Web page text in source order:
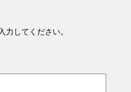
力してください。